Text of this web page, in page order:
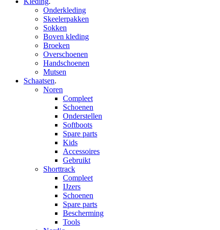
Onderkleding
Skeelerpakken
Sokken
Boven kleding
Broeken
Overschoenen
Handschoenen
Mutsen
Schaatsen.
Noren
Compleet
Schoenen
Onderstellen
Softboots
Spare parts
Kids
Accessoires
Gebruikt
Shorttrack
Compleet
IJzers
Schoenen
Spare parts
Bescherming
Tools